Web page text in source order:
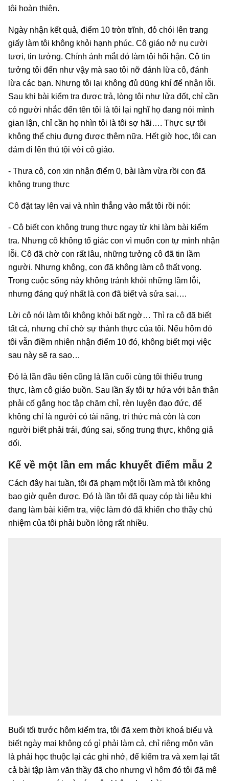
tôi hoàn thiện.
Ngày nhận kết quả, điểm 10 tròn trĩnh, đỏ chói lên trang
giấy làm tôi không khỏi hạnh phúc. Cô giáo nở nụ cười
tươi, tin tưởng. Chính ánh mắt đó làm tôi hối hận. Cô tin
tưởng tôi đến như vậy mà sao tôi nỡ đánh lừa cô, đánh
lừa các bạn. Nhưng tôi lại không đủ dũng khí để nhận lỗi.
Sau khi bài kiểm tra được trả, lòng tôi như lửa đốt, chỉ cần
có người nhắc đến tên tôi là tôi lại nghĩ họ đang nói mình
gian lận, chỉ cần họ nhìn tôi là tôi sợ hãi…. Thực sự tôi
không thể chịu đựng được thêm nữa. Hết giờ học, tôi can
đảm đi lên thú tội với cô giáo.
- Thưa cô, con xin nhận điểm 0, bài làm vừa rồi con đã
không trung thực
Cô đặt tay lên vai và nhìn thẳng vào mắt tôi rồi nói:
- Cô biết con không trung thực ngay từ khi làm bài kiểm
tra. Nhưng cô không tố giác con vì muốn con tự mình nhận
lỗi. Cô đã chờ con rất lâu, những tưởng cô đã tin lầm
người. Nhưng không, con đã không làm cô thất vọng.
Trong cuộc sống này không tránh khỏi những lầm lỗi,
nhưng đáng quý nhất là con đã biết và sửa sai….
Lời cô nói làm tôi không khỏi bất ngờ… Thì ra cô đã biết
tất cả, nhưng chỉ chờ sự thành thực của tôi. Nếu hôm đó
tôi vẫn điềm nhiên nhận điểm 10 đó, không biết mọi việc
sau này sẽ ra sao…
Đó là lần đầu tiên cũng là lần cuối cùng tôi thiếu trung
thực, làm cô giáo buồn. Sau lần ấy tôi tự hứa với bản thân
phải cố gắng học tập chăm chỉ, rèn luyện đạo đức, để
không chỉ là người có tài năng, tri thức mà còn là con
người biết phải trái, đúng sai, sống trung thực, không giả
dối.
Kể về một lần em mắc khuyết điểm mẫu 2
Cách đây hai tuần, tôi đã phạm một lỗi lầm mà tôi không
bao giờ quên được. Đó là lần tôi đã quay cóp tài liệu khi
đang làm bài kiểm tra, việc làm đó đã khiến cho thầy chủ
nhiệm của tôi phải buồn lòng rất nhiều.
Buổi tối trước hôm kiểm tra, tôi đã xem thời khoá biểu và
biết ngày mai không có gì phải làm cả, chỉ riêng môn văn
là phải học thuộc lại các ghi nhớ, để kiểm tra và xem lại tất
cả bài tập làm văn thầy đã cho nhưng vì hôm đó tôi đã mê